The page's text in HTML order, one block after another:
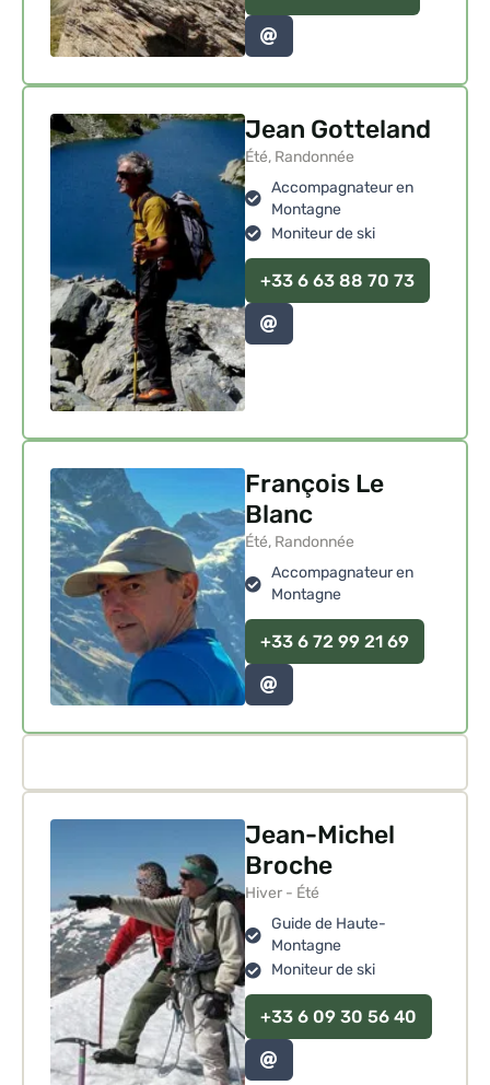
Jean Gotteland
Été, Randonnée
Accompagnateur en
Montagne
Moniteur de ski
+33 6 63 88 70 73
François Le
Blanc
Été, Randonnée
Accompagnateur en
Montagne
+33 6 72 99 21 69
Jean-Michel
Broche
Hiver - Été
Guide de Haute-
Montagne
Moniteur de ski
+33 6 09 30 56 40